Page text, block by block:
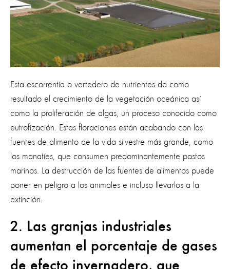
Esta escorrentía o vertedero de nutrientes da como
resultado el crecimiento de la vegetación oceánica así
como la proliferación de algas, un proceso conocido como
eutrofización. Estas floraciones están acabando con las
fuentes de alimento de la vida silvestre más grande, como
los manatíes, que consumen predominantemente pastos
marinos. La destrucción de las fuentes de alimentos puede
poner en peligro a los animales e incluso llevarlos a la
extinción.
2. Las granjas industriales
aumentan el porcentaje de gases